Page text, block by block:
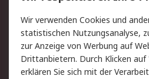
Value Added Services
Rücksendungen
Hilfe
Rechtliches
Wir verwenden Cookies und
statistischen Nutzungsanalyse,
zur Anzeige von Werbung auf
Drittanbietern. Durch Klicken auf
erklären Sie sich mit der